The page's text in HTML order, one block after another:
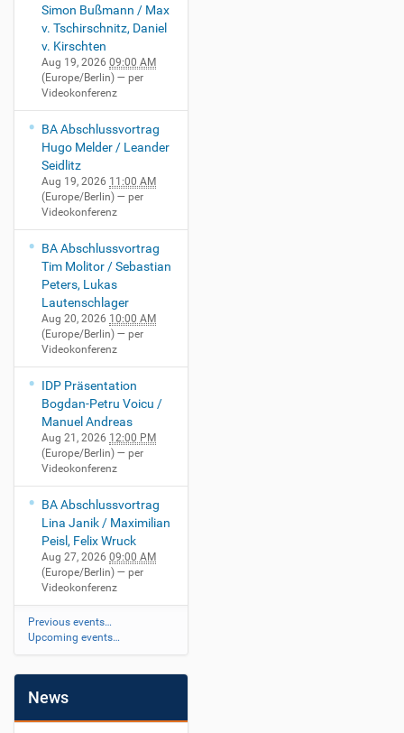
Simon Bußmann / Max
v. Tschirschnitz, Daniel
v. Kirschten
Aug 19, 2026 09:00 AM
(Europe/Berlin) — per
Videokonferenz
BA Abschlussvortrag
Hugo Melder / Leander
Seidlitz
Aug 19, 2026 11:00 AM
(Europe/Berlin) — per
Videokonferenz
BA Abschlussvortrag
Tim Molitor / Sebastian
Peters, Lukas
Lautenschlager
Aug 20, 2026 10:00 AM
(Europe/Berlin) — per
Videokonferenz
IDP Präsentation
Bogdan-Petru Voicu /
Manuel Andreas
Aug 21, 2026 12:00 PM
(Europe/Berlin) — per
Videokonferenz
BA Abschlussvortrag
Lina Janik / Maximilian
Peisl, Felix Wruck
Aug 27, 2026 09:00 AM
(Europe/Berlin) — per
Videokonferenz
Previous events…
Upcoming events…
News